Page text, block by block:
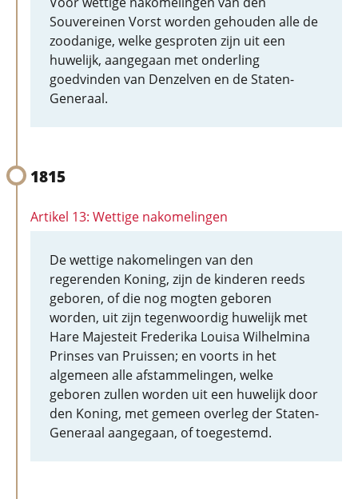
Souvereinen Vorst worden gehouden alle de
zoodanige, welke gesproten zijn uit een
huwelijk, aangegaan met onderling
goedvinden van Denzelven en de Staten-
Generaal.
1815
Artikel 13: Wettige nakomelingen
De wettige nakomelingen van den
regerenden Koning, zijn de kinderen reeds
geboren, of die nog mogten geboren
worden, uit zijn tegenwoordig huwelijk met
Hare Majesteit Frederika Louisa Wilhelmina
Prinses van Pruissen; en voorts in het
algemeen alle afstammelingen, welke
geboren zullen worden uit een huwelijk door
den Koning, met gemeen overleg der Staten-
Generaal aangegaan, of toegestemd.